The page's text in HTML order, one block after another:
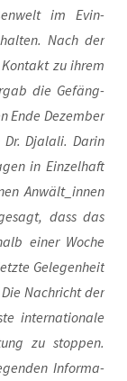
im Evin-
Nach der
zu ihrem
die Gefäng­
Ende Dezem­ber
Dja­la­li. Dar­in
in Ein­zel­haft
Anwält_innen
dass das
einer Woche
Gele­gen­heit
Nach­richt der
inter­na­tio­na­le
zu stop­pen.
Infor­ma­